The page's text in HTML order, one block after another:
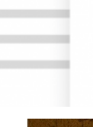
Technologie(59)
Uncategorized